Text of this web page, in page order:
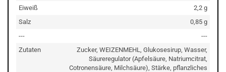
Eiweiß
2,2 g
Salz
0,85 g
---
---
Zutaten
Zucker, WEIZENMEHL, Glukosesirup, Wasser,
Säureregulator (Apfelsäure, Natriumcitrat,
Cotronensäure, Milchsäure), Stärke, pflanzliches